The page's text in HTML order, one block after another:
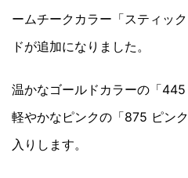
ームチークカラー「スティッ
ドが追加になりました。
温かなゴールドカラーの「445
軽やかなピンクの「875 ピン
入りします。